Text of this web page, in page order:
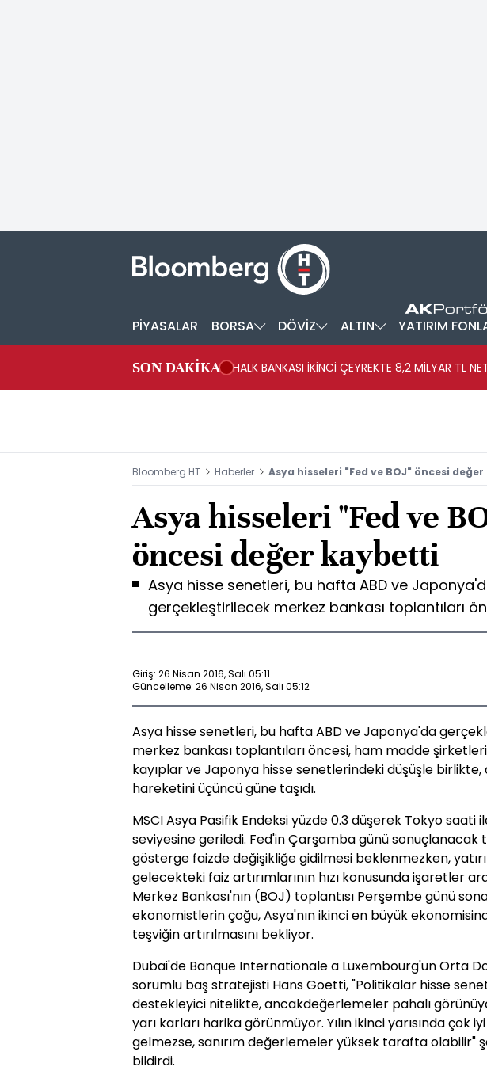
PİYASALAR BORSA DÖVİZ ALTIN YATIRIM
SON DAKİKA HALK BANKASI İKİNCİ ÇEYREKTE 8,2 MİLYAR TL
Bloomberg HT Haberler Asya hisseleri "Fed ve BOJ" öncesi
Asya hisseleri "Fed ve
öncesi değer kaybetti
Asya hisse senetleri, bu hafta ABD ve
gerçekleştirilecek merkez bankası toplantıları
Giriş: 26 Nisan 2016, Salı 05:11
Güncelleme: 26 Nisan 2016, Salı 05:12
Asya hisse senetleri, bu hafta ABD ve Japonya'da
merkez bankası toplantıları öncesi, ham madde
kayıplar ve Japonya hisse senetlerindeki düşüşle birlikte,
hareketini üçüncü güne taşıdı.
MSCI Asya Pasifik Endeksi yüzde 0.3 düşerek Tokyo saati
seviyesine geriledi. Fed'in Çarşamba günü sonuçlanacak
gösterge faizde değişikliğe gidilmesi beklenmezken,
gelecekteki faiz artırımlarının hızı konusunda işaretler
Merkez Bankası'nın (BOJ) toplantısı Perşembe günü
ekonomistlerin çoğu, Asya'nın ikinci en büyük
teşviğin artırılmasını bekliyor.
Dubai'de Banque Internationale a Luxembourg'un Orta
sorumlu baş stratejisti Hans Goetti, "Politikalar hisse
destekleyici nitelikte, ancakdeğerlemeler pahalı
yarı karları harika görünmüyor. Yılın ikinci yarısında çok
gelmezse, sanırım değerlemeler yüksek tarafta olabilir"
bildirdi.